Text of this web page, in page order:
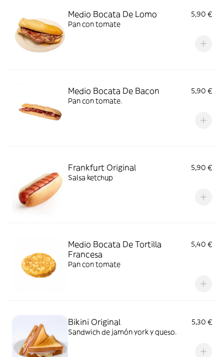
Medio Bocata De Lomo
5,90 €
Pan con tomate
Medio Bocata De Bacon
5,90 €
Pan con tomate.
Frankfurt Original
5,90 €
Salsa ketchup
Medio Bocata De Tortilla
Francesa
5,40 €
Pan con tomate
Bikini Original
5,30 €
Sandwich de jamón york y queso.